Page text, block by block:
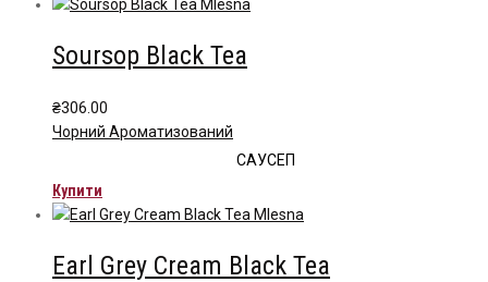
Soursop Black Tea
₴306.00
Чорний Ароматизований
САУСЕП
Купити
Earl Grey Cream Black Tea